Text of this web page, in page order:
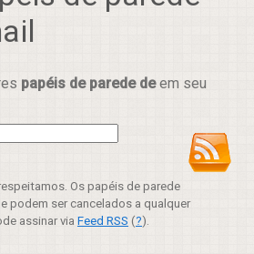
papéis de parede deem seu
Os papéis de parede
e podem ser cancelados a qualquer
assinar via Feed RSS (?).